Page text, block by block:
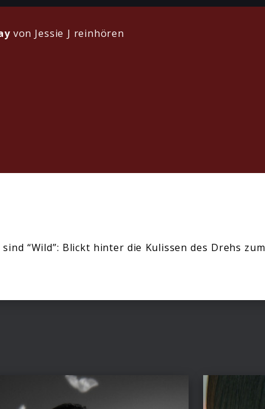
von Jessie J reinhören
sind “Wild”: Blickt hinter die Kulissen des Drehs zum